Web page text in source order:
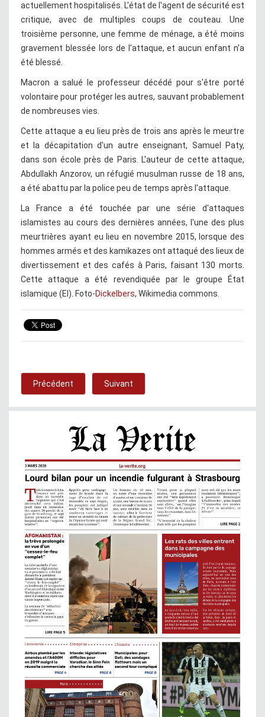
actuellement hospitalisés. L'état de l'agent de sécurité est
critique, avec de multiples coups de couteau. Une
troisième personne, une femme de ménage, a été moins
gravement blessée lors de l'attaque, et aucun enfant n'a
été blessé.
Macron a salué le professeur décédé pour s'être porté
volontaire pour protéger les autres, sauvant probablement
de nombreuses vies.
Cette attaque a eu lieu près de trois ans après le meurtre
et la décapitation d'un autre enseignant, Samuel Paty,
dans son école près de Paris. L'auteur de cette attaque,
Abdullakh Anzorov, un réfugié musulman russe de 18 ans,
a été abattu par la police peu de temps après l'attaque.
La France a été touchée par une série d'attaques
islamistes au cours des dernières années, l'une des plus
meurtrières ayant eu lieu en novembre 2015, lorsque des
hommes armés et des kamikazes ont attaqué des lieux de
divertissement et des cafés à Paris, faisant 130 morts.
Cette attaque a été revendiquée par le groupe État
islamique (EI). Foto-Dickelbers, Wikimedia commons.
Précédent Suivant